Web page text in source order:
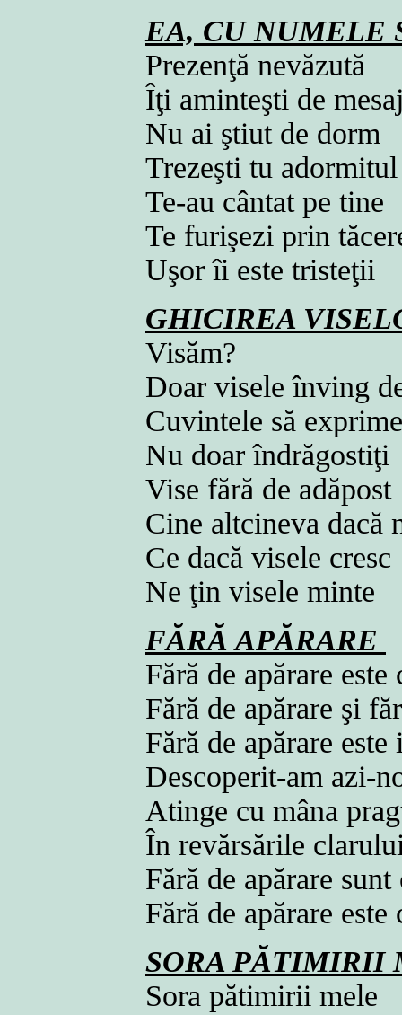
EA, CU NUMELE
Prezenţă nevăzută
Îţi aminteşti de
Nu ai ştiut de dorm
Trezeşti tu
Te-au cântat pe tine
Te furişezi prin
Uşor îi este tristeţii
GHICIREA
Visăm?
Doar visele înving
Cuvintele să
Nu doar îndrăgostiţi
Vise fără de adăpost
Cine altcineva dacă
Ce dacă visele cresc
Ne ţin visele minte
FĂRĂ APĂRARE
Fără de apărare
Fără de apărare şi
Fără de apărare
Descoperit-am azi-
Atinge cu mâna
În revărsările
Fără de apărare
Fără de apărare
SORA PĂTIMIRII
Sora pătimirii mele